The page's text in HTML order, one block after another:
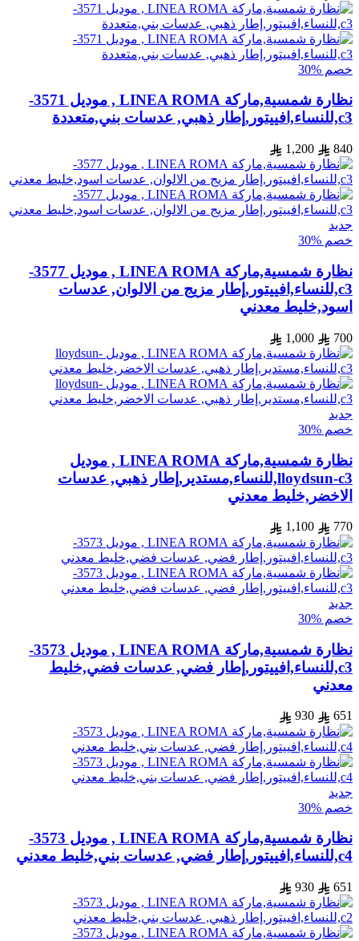
خصم %30
نظارة شمسية,ماركة LINEA ROMA , موديل 3571-
c3,للنساء,افييتور,إطار ذهبي, عدسات بني,متعددة
840
1,200
جديد
خصم %30
نظارة شمسية,ماركة LINEA ROMA , موديل 3577-
c3,للنساء,افييتور,إطار مزيج من الالوان, عدسات
اسود,خليط معدني
700
1,000
جديد
خصم %30
نظارة شمسية,ماركة LINEA ROMA , موديل
lloydsun-c3,للنساء,مستدير,إطار ذهبي, عدسات
الاخضر,خليط معدني
770
1,100
جديد
خصم %30
نظارة شمسية,ماركة LINEA ROMA , موديل 3573-
c3,للنساء,افييتور,إطار فضي, عدسات فضي,خليط
معدني
651
930
جديد
خصم %30
نظارة شمسية,ماركة LINEA ROMA , موديل 3573-
c4,للنساء,افييتور,إطار فضي, عدسات بني,خليط معدني
651
930